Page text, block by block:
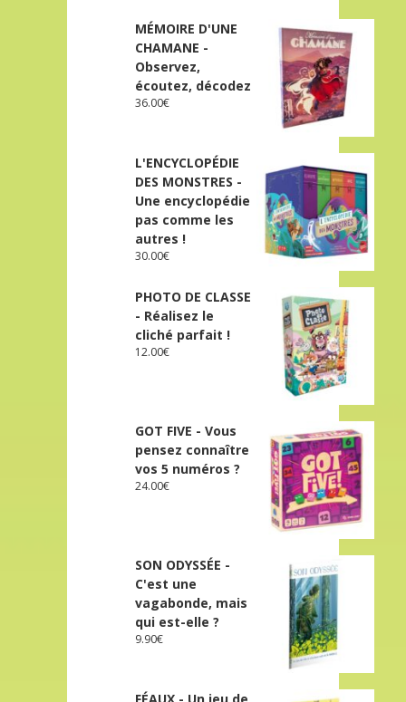
MÉMOIRE D'UNE
CHAMANE -
Observez,
écoutez, décodez
36.00€
L'ENCYCLOPÉDIE
DES MONSTRES -
Une encyclopédie
pas comme les
autres !
30.00€
PHOTO DE CLASSE
- Réalisez le
cliché parfait !
12.00€
GOT FIVE - Vous
pensez connaître
vos 5 numéros ?
24.00€
SON ODYSSÉE -
C'est une
vagabonde, mais
qui est-elle ?
9.90€